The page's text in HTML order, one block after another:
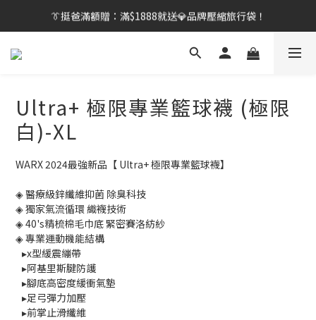
👔挺爸行動：全館襪款【最低$149起】✨立即下單！
👔挺爸滿額贈：滿$1888就送💎品牌壓縮旅行袋！
【刷卡/電子支付限定】下單送✨WARX品牌質感杯袋！
Ultra+ 極限專業籃球襪 (極限
白)-XL
WARX 2024最強新品【 Ultra+ 極限專業籃球襪】
◈ 醫療級鋅纖維抑菌 除臭科技
◈ 獨家氣流循環 織襪技術
◈ 40's精梳棉毛巾底 緊密賽洛紡紗
◈ 專業運動機能結構
   ▸x型緩震繃帶
   ▸阿基里斯腱防護
   ▸腳底高密度緩衝氣墊
   ▸足弓彈力加壓
   ▸前掌止滑纖維